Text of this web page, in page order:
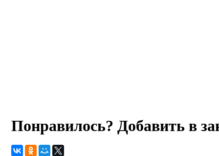
Понравилось? Добавить в